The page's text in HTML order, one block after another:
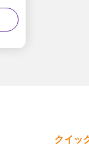
クイッ